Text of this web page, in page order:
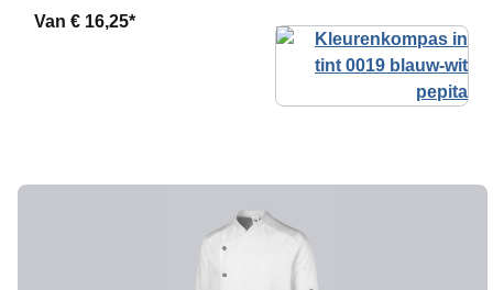
Van € 16,25*